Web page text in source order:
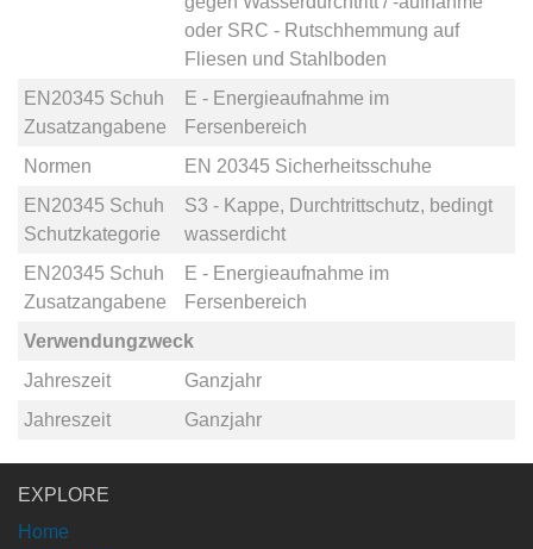
oder SRC - Rutschhemmung auf
Fliesen und Stahlboden
EN20345 Schuh
Zusatzangabene
E - Energieaufnahme im
Fersenbereich
Normen
EN 20345 Sicherheitsschuhe
EN20345 Schuh
Schutzkategorie
S3 - Kappe, Durchtrittschutz, bedingt
wasserdicht
EN20345 Schuh
Zusatzangabene
E - Energieaufnahme im
Fersenbereich
Verwendungzweck
Jahreszeit
Ganzjahr
Jahreszeit
Ganzjahr
EXPLORE
Home